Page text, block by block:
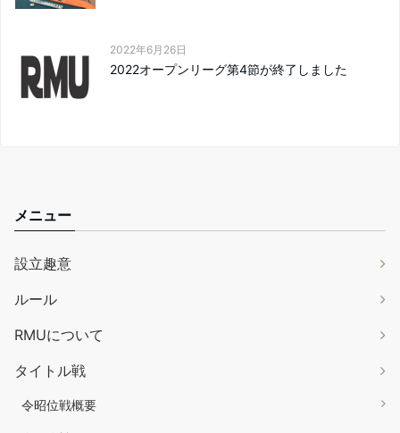
2022年6月26日
2022オープンリーグ第4節が終了しました
メニュー
設立趣意
ルール
RMUについて
タイトル戦
令昭位戦概要